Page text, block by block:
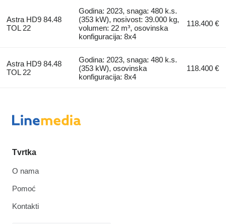
Astra HD9 84.48
TOL 22
Godina: 2023, snaga: 480 k.s.
(353 kW), nosivost: 39.000 kg,
volumen: 22 m³, osovinska
konfiguracija: 8x4
118.400 €
Astra HD9 84.48
TOL 22
Godina: 2023, snaga: 480 k.s.
(353 kW), osovinska
konfiguracija: 8x4
118.400 €
Tvrtka
O nama
Pomoć
Kontakti